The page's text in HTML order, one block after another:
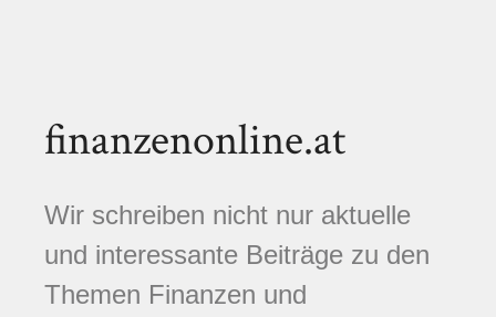
finanzenonline.at
Wir schreiben nicht nur aktuelle
und interessante Beiträge zu den
Themen Finanzen und